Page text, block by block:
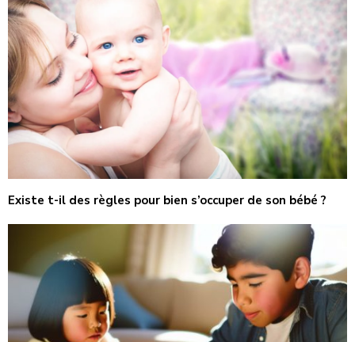
Existe t-il des règles pour bien s’occuper de son bébé ?